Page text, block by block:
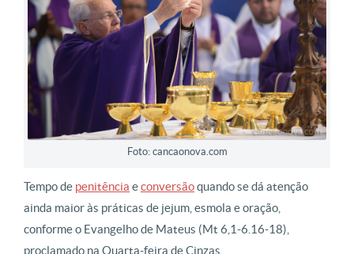
Foto: cancaonova.com
Tempo de penitência econversãoquando se dá atenção
ainda maior às práticas de jejum, esmola e oração,
conforme o Evangelho de Mateus (Mt 6,1-6.16-18),
proclamado na Quarta-feira de Cinzas.